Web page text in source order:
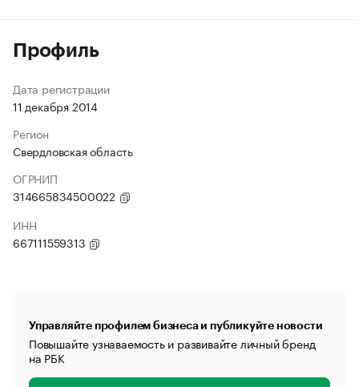
Профиль
Дата регистрации
11 декабря 2014
Регион
Свердловская область
ОГРНИП
314665834500022
ИНН
667111559313
Управляйте профилем бизнеса и публикуйте новости
Повышайте узнаваемость и развивайте личный бренд
на РБК